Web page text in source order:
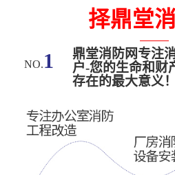
择鼎堂消
NO.1
鼎堂消防网专注
户-您的生命和财
存在的最大意义！